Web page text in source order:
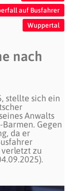
auf Busfahrer
Wuppertal
nach
stellte sich ein
Anwalts
Gegen
da er
zu